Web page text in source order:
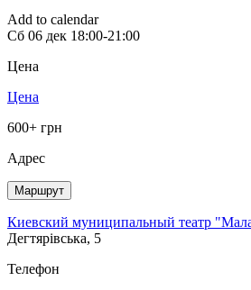
Add to calendar
Сб 06 дек 18:00-21:00
Цена
Цена
600+ грн
Адрес
Маршрут
Киевский муниципальный театр
Дегтярівська, 5
Телефон